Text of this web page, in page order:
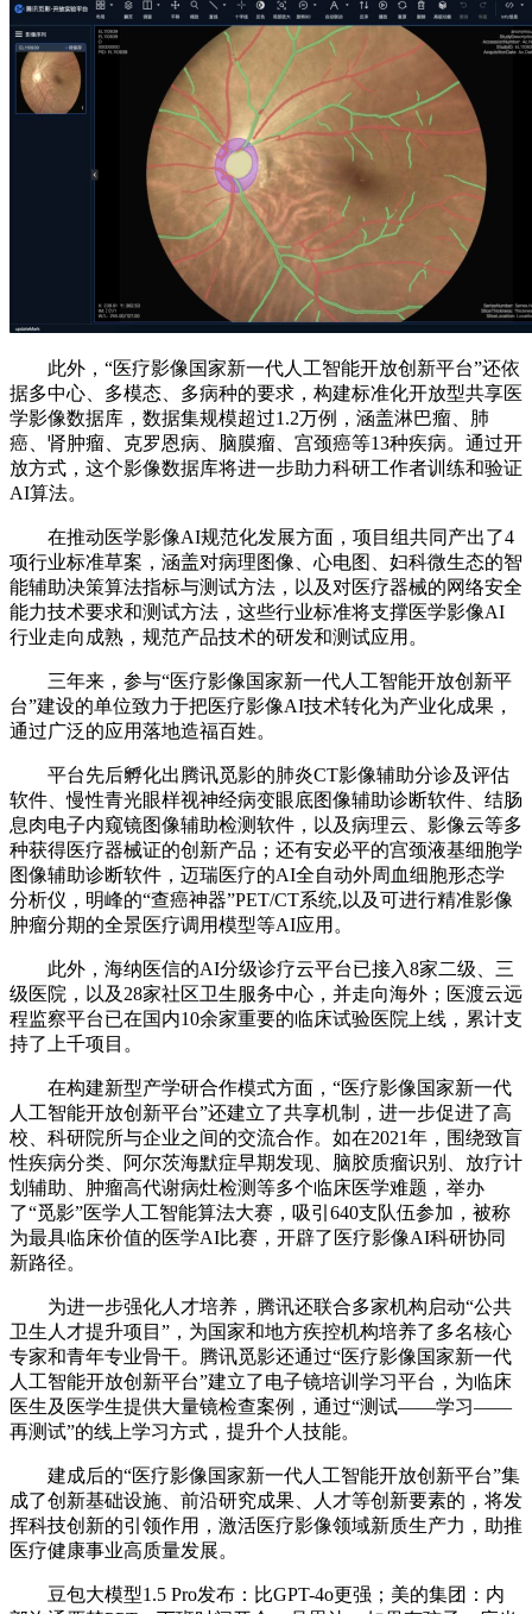
此外，“医疗影像国家新一代人工智能开放创新平台”还依
据多中心、多模态、多病种的要求，构建标准化开放型共享医
学影像数据库，数据集规模超过1.2万例，涵盖淋巴瘤、肺
癌、肾肿瘤、克罗恩病、脑膜瘤、宫颈癌等13种疾病。通过开
放方式，这个影像数据库将进一步助力科研工作者训练和验证
AI算法。
在推动医学影像AI规范化发展方面，项目组共同产出了4
项行业标准草案，涵盖对病理图像、心电图、妇科微生态的智
能辅助决策算法指标与测试方法，以及对医疗器械的网络安全
能力技术要求和测试方法，这些行业标准将支撑医学影像AI
行业走向成熟，规范产品技术的研发和测试应用。
三年来，参与“医疗影像国家新一代人工智能开放创新平
台”建设的单位致力于把医疗影像AI技术转化为产业化成果，
通过广泛的应用落地造福百姓。
平台先后孵化出腾讯觅影的肺炎CT影像辅助分诊及评估
软件、慢性青光眼样视神经病变眼底图像辅助诊断软件、结肠
息肉电子内窥镜图像辅助检测软件，以及病理云、影像云等多
种获得医疗器械证的创新产品；还有安必平的宫颈液基细胞学
图像辅助诊断软件，迈瑞医疗的AI全自动外周血细胞形态学
分析仪，明峰的“查癌神器”PET/CT系统,以及可进行精准影像
肿瘤分期的全景医疗调用模型等AI应用。
此外，海纳医信的AI分级诊疗云平台已接入8家二级、三
级医院，以及28家社区卫生服务中心，并走向海外；医渡云远
程监察平台已在国内10余家重要的临床试验医院上线，累计支
持了上千项目。
在构建新型产学研合作模式方面，“医疗影像国家新一代
人工智能开放创新平台”还建立了共享机制，进一步促进了高
校、科研院所与企业之间的交流合作。如在2021年，围绕致盲
性疾病分类、阿尔茨海默症早期发现、脑胶质瘤识别、放疗计
划辅助、肿瘤高代谢病灶检测等多个临床医学难题，举办
了“觅影”医学人工智能算法大赛，吸引640支队伍参加，被称
为最具临床价值的医学AI比赛，开辟了医疗影像AI科研协同
新路径。
为进一步强化人才培养，腾讯还联合多家机构启动“公共
卫生人才提升项目”，为国家和地方疾控机构培养了多名核心
专家和青年专业骨干。腾讯觅影还通过“医疗影像国家新一代
人工智能开放创新平台”建立了电子镜培训学习平台，为临床
医生及医学生提供大量镜检查案例，通过“测试——学习——
再测试”的线上学习方式，提升个人技能。
建成后的“医疗影像国家新一代人工智能开放创新平台”集
成了创新基础设施、前沿研究成果、人才等创新要素的，将发
挥科技创新的引领作用，激活医疗影像领域新质生产力，助推
医疗健康事业高质量发展。
豆包大模型1.5 Pro发布：比GPT-4o更强；美的集团：内